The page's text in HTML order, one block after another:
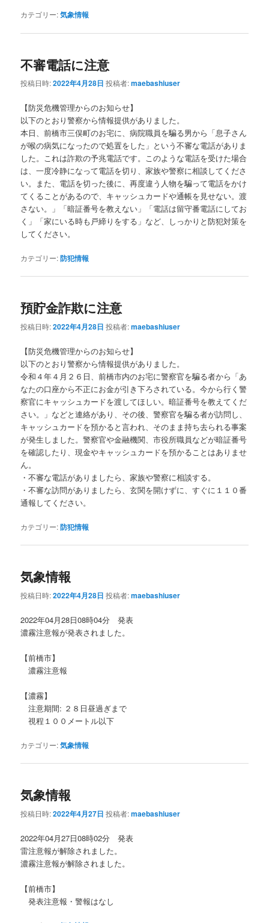
カテゴリー:気象情報
不審電話に注意
投稿日時:2022年4月28日 投稿者:maebashiuser
【防災危機管理からのお知らせ】
以下のとおり警察から情報提供がありました。
本日、前橋市三俣町のお宅に、病院職員を騙る男から「息子さん
が喉の病気になったので処置をした」という不審な電話がありま
した。これは詐欺の予兆電話です。このような電話を受けた場合
は、一度冷静になって電話を切り、家族や警察に相談してくださ
い。また、電話を切った後に、再度違う人物を騙って電話をかけ
てくることがあるので、キャッシュカードや通帳を見せない。渡
さない。」「暗証番号を教えない」「電話は留守番電話にしてお
く」「家にいる時も戸締りをする」など、しっかりと防犯対策を
してください。
カテゴリー:防犯情報
預貯金詐欺に注意
投稿日時:2022年4月28日 投稿者:maebashiuser
【防災危機管理からのお知らせ】
以下のとおり警察から情報提供がありました。
令和４年４月２６日、前橋市内のお宅に警察官を騙る者から「あ
なたの口座から不正にお金が引き下ろされている。今から行く警
察官にキャッシュカードを渡してほしい。暗証番号を教えてくだ
さい。」などと連絡があり、その後、警察官を騙る者が訪問し、
キャッシュカードを預かると言われ、そのまま持ち去られる事案
が発生しました。警察官や金融機関、市役所職員などが暗証番号
を確認したり、現金やキャッシュカードを預かることはありませ
ん。
・不審な電話がありましたら、家族や警察に相談する。
・不審な訪問がありましたら、玄関を開けずに、すぐに１１０番
通報してください。
カテゴリー:防犯情報
気象情報
投稿日時:2022年4月28日 投稿者:maebashiuser
2022年04月28日08時04分 発表
濃霧注意報が発表されました。
【前橋市】
濃霧注意報
【濃霧】
注意期間: ２８日昼過ぎまで
視程１００メートル以下
カテゴリー:気象情報
気象情報
投稿日時:2022年4月27日 投稿者:maebashiuser
2022年04月27日08時02分 発表
雷注意報が解除されました。
濃霧注意報が解除されました。
【前橋市】
発表注意報・警報はなし